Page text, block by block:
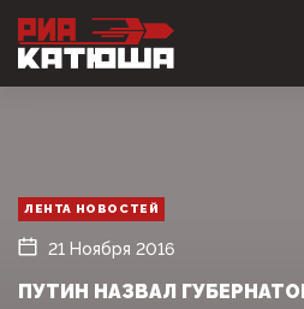
ЛЕНТА НОВОСТЕЙ
21 Ноября 2016
ПУТИН НАЗВАЛ